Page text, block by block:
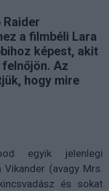
Raider
a filmbéli Lara
képest, akit
Az
hogy mire
egyik jelenlegi
(avagy Mrs.
és sokat